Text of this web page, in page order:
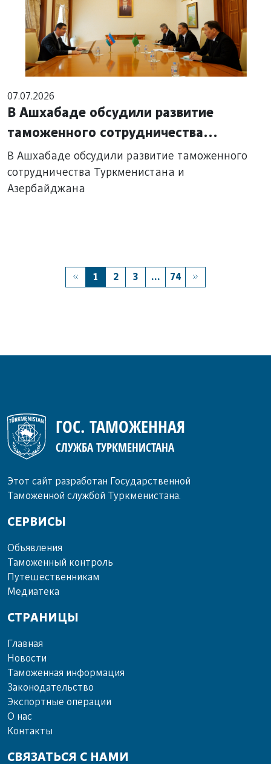
07.07.2026
В Ашхабаде обсудили развитие
таможенного сотрудничества
Туркменистана и Азербайджана
В Ашхабаде обсудили развитие таможенного
сотрудничества Туркменистана и
Азербайджана
1 2 3 ... 74
ГОС. ТАМОЖЕННАЯ
СЛУЖБА ТУРКМЕНИСТАНА
Этот сайт разработан Государственной
Таможенной службой Туркменистана.
СЕРВИСЫ
Объ­яв­ле­ния
Та­мо­жен­ный кон­троль
Пу­те­шест­вен­ни­кам
Ме­диа­те­ка
СТРАНИЦЫ
Главная
Новости
Таможенная информация
Законодательство
Экспортные операции
О нас
Контакты
СВЯЗАТЬСЯ С НАМИ